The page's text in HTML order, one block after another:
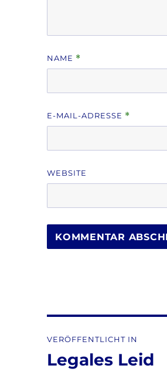
NAME *
E-MAIL-ADRESSE *
WEBSITE
VERÖFFENTLICHT IN
Legales Leid